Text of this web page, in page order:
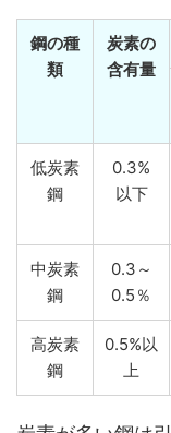
鋼の種
類
炭素の
含有量
低炭素
鋼
0.3%
以下
中炭素
鋼
0.3～
0.5％
高炭素
鋼
0.5%以
上